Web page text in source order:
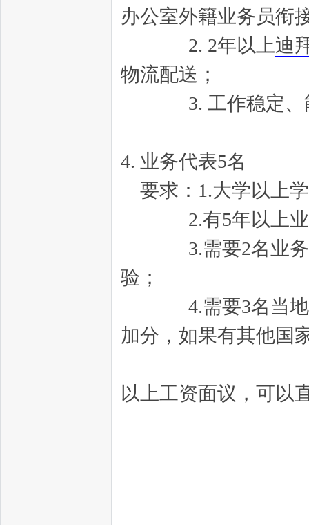
办公室外籍业务员衔
2. 2年以上迪
物流配送；
3. 工作稳定、能
4. 业务代表5名
要求：1.大学以上
2.有5年以上业务
3.需要2名业务经
验；
4.需要3名当地和
加分，如果有其他国
以上工资面议，可以